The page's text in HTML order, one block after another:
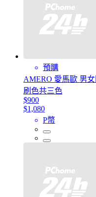
預購
AMERO 愛馬歐 男
刷色共三色
$900
$1,080
P幣